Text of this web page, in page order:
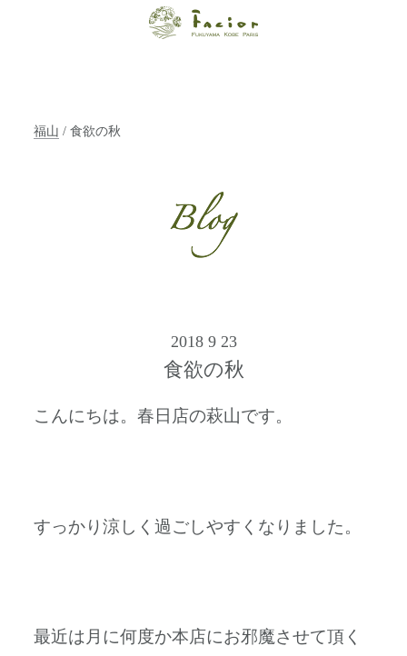
輝く美をトータ
ルでご提案しま
す。
福山 / 食欲の秋
2018 9 23
食欲の秋
こんにちは。春日店の萩山です。
すっかり涼しく過ごしやすくなりました。
最近は月に何度か本店にお邪魔させて頂く